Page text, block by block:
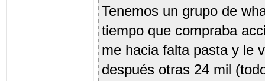
Tenemos un grupo de
tiempo que compraba
me hacia falta pasta y le
después otras 24 mil